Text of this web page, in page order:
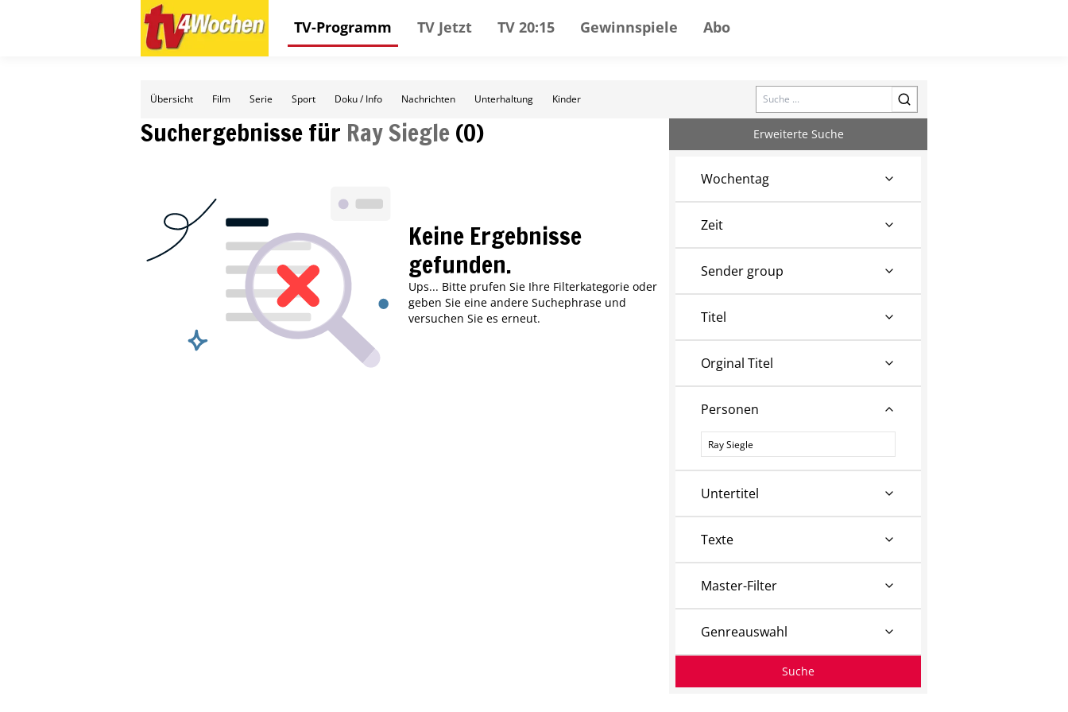
TV-Programm TV Jetzt TV 20:15 Gewinnspiele Abo
Übersicht Film Serie Sport Doku / Info Nachrichten Unterhaltung Kinder Search
Suchergebnisse für Ray Siegle(0)
Keine Ergebnisse
gefunden.
Ups... Bitte prufen Sie Ihre Filterkategorie oder
geben Sie eine andere Suchephrase und
versuchen Sie es erneut.
Erweiterte Suche
Wochentag
Zeit
Sender group
Titel
Orginal Titel
Personen
Personen
Untertitel
Texte
Master-Filter
Genreauswahl
Suche